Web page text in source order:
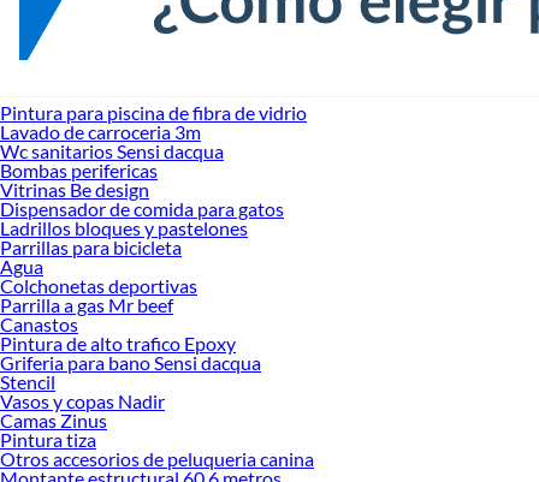
Pintura para piscina de fibra de vidrio
Lavado de carroceria 3m
Wc sanitarios Sensi dacqua
Bombas perifericas
Vitrinas Be design
Dispensador de comida para gatos
Ladrillos bloques y pastelones
Parrillas para bicicleta
Agua
Colchonetas deportivas
Parrilla a gas Mr beef
Canastos
Pintura de alto trafico Epoxy
Griferia para bano Sensi dacqua
Stencil
Vasos y copas Nadir
Camas Zinus
Pintura tiza
Otros accesorios de peluqueria canina